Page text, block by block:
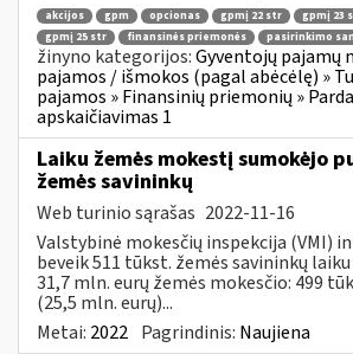
akcijos gpm opcionas gpmį 22 str gpmį 23
gpmį 25 str
finansinės priemonės pasirinkimo
žinyno kategorijos:Gyventojų pajamų
pajamos / išmokos (pagal abėcėlę) »
pajamos » Finansinių priemonių »
apskaičiavimas 1
Laiku žemės mokestį sumokėjo
žemės savininkų
Web turinio sąrašas 2022-11-16
Valstybinė mokesčių inspekcija (VMI)
beveik 511 tūkst. žemės savininkų
31,7 mln. eurų žemės mokesčio: 499
(25,5 mln. eurų)...
Metai: 2022 Pagrindinis: Naujiena